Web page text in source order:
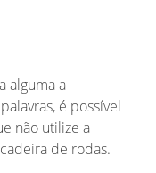
alguma a
é possível
não utilize a
de rodas.